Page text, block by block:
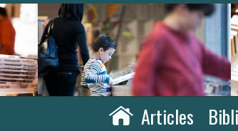
Articles